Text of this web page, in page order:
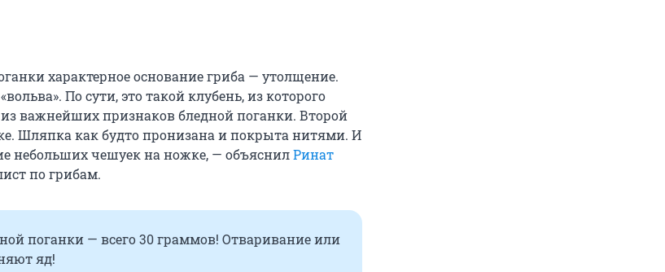
характерное основание гриба — утолщение.
По сути, это такой клубень, из которого
важнейших признаков бледной поганки. Второй
Шляпка как будто пронизана и покрыта нитями. И
небольших чешуек на ножке, — объяснилРинат
по грибам.
поганки — всего 30 граммов! Отваривание или
яд!